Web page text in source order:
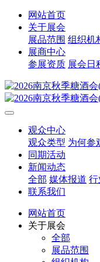
网站首页
关于展会
展品范围 组织机
展商中心
参展资质 展会日
观众中心
观众类型 为何参
同期活动
新闻动态
全部 媒体报道 行
联系我们
网站首页
关于展会
全部
展品范围